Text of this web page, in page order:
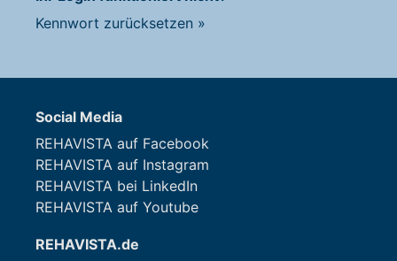
Kennwort zurücksetzen »
Social Media
REHAVISTA auf Facebook
REHAVISTA auf Instagram
REHAVISTA bei LinkedIn
REHAVISTA auf Youtube
REHAVISTA.de